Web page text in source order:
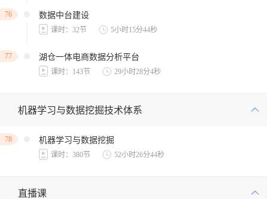
76 数据中台建设
课时：32节 5小时15分44秒
77 湖仓一体电商数据分析平台
课时：143节 29小时28分4秒
机器学习与数据挖掘技术体系
78 机器学习与数据挖掘
课时：380节 52小时26分44秒
直播课